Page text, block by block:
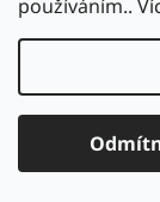
používáním..
Servis
Servis
životnosti